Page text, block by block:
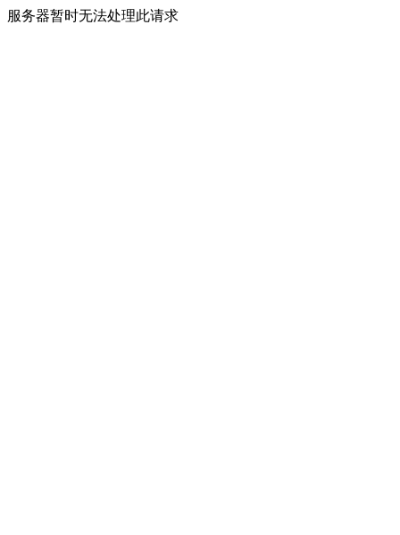
服务器暂时无法处理此请求